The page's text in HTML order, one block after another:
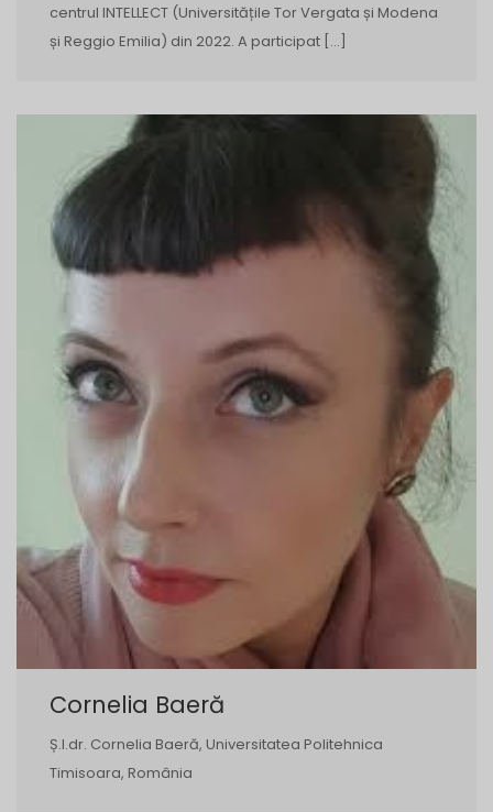
centrul INTELLECT (Universitățile Tor Vergata și Modena
și Reggio Emilia) din 2022. A participat […]
Cornelia Baeră
Ș.l.dr. Cornelia Baeră, Universitatea Politehnica
Timisoara, România